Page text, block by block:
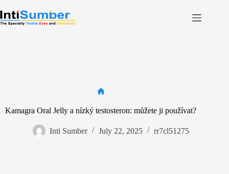
to
content
Contact
Kamagra Oral Jelly a nízký testosteron: můžete ji používat?
Inti Sumber July 22, 2025 rr7cl51275